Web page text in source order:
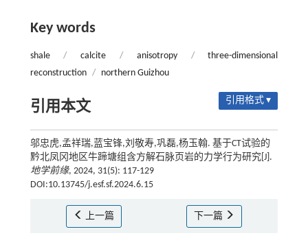
Key words
shale / calcite / anisotropy /
three-dimensional
reconstruction / northern Guizhou
引用本文 引用格式 ▾
邬忠虎,孟祥瑞,蓝宝锋,刘敬寿,巩磊,杨玉翰. 基于CT试验的
黔北凤冈地区牛蹄塘组含方解石脉页岩的力学行为研究[J].
地学前缘, 2024, 31(5): 117-129
DOI:10.13745/j.esf.sf.2024.6.15
上一篇 下一篇